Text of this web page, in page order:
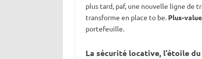
plus tard, paf, une nouvelle ligne de
transforme en place to be. Plus-
portefeuille.
La sécurité locative, l’étoile